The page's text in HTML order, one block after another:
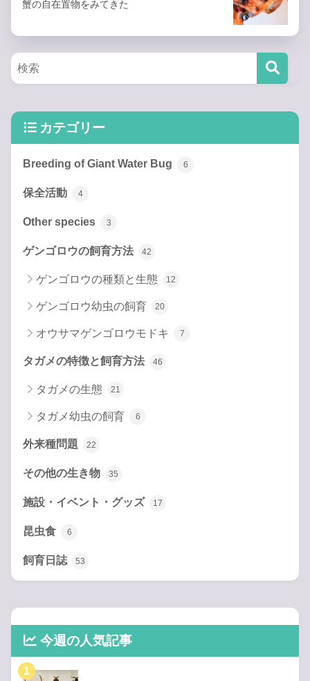
蟹の自在置物をみてきた
カテゴリー
Breeding of Giant Water Bug 6
保全活動 4
Other species 3
ゲンゴロウの飼育方法 42
ゲンゴロウの種類と生態 12
ゲンゴロウ幼虫の飼育 20
オウサマゲンゴロウモドキ 7
タガメの特徴と飼育方法 46
タガメの生態 21
タガメ幼虫の飼育 6
外来種問題 22
その他の生き物 35
施設・イベント・グッズ 17
昆虫食 6
飼育日誌 53
今週の人気記事